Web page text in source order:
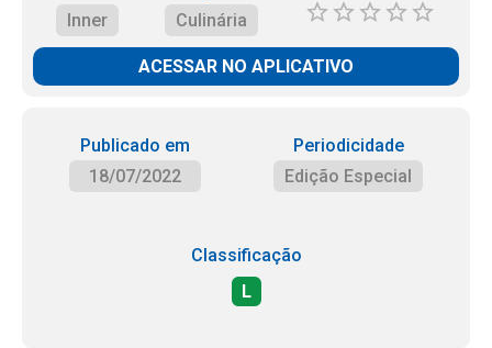
Inner
Culinária
ACESSAR NO APLICATIVO
Publicado em
18/07/2022
Periodicidade
Edição Especial
Classificação
L